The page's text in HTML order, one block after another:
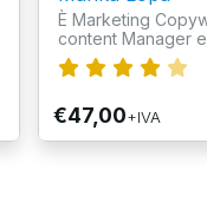
È Marketing
content Manager
€47,00+IVA